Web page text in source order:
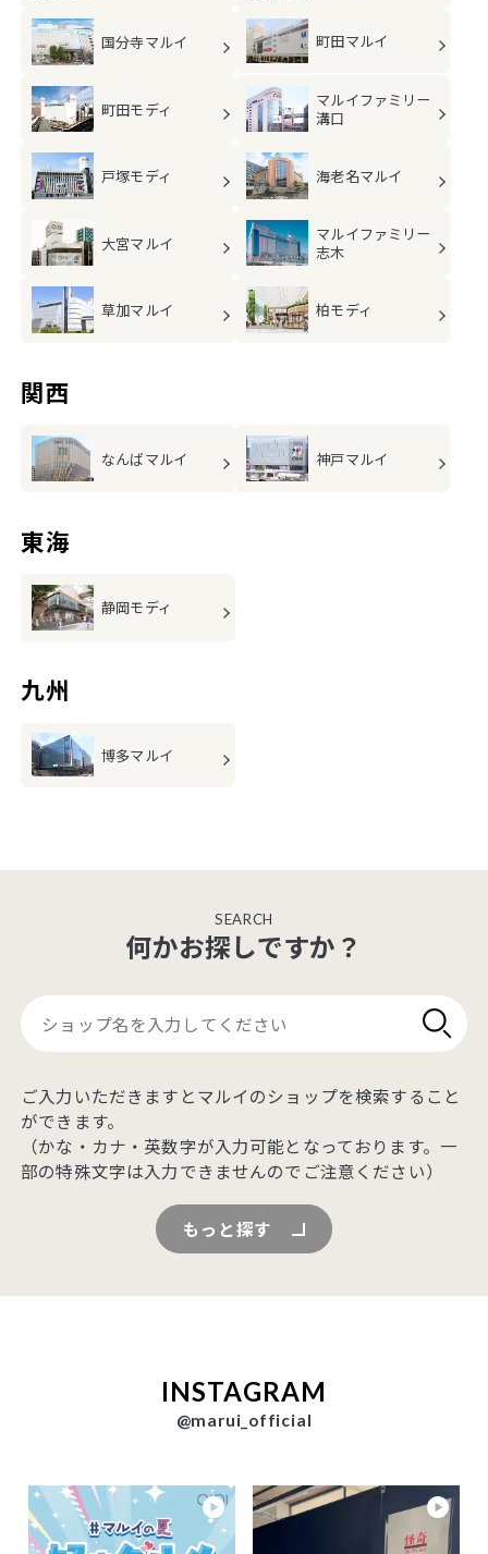
国分寺マルイ 町田マルイ
町田モディ
マルイファミリー
溝口
戸塚モディ 海老名マルイ
大宮マルイ
マルイファミリー
志木
草加マルイ 柏モディ
関西
なんばマルイ 神戸マルイ
東海
静岡モディ
九州
博多マルイ
SEARCH
何かお探しですか？
ご入力いただきますとマルイのショップを検索すること
ができます。
（かな・カナ・英数字が入力可能となっております。一
部の特殊文字は入力できませんのでご注意ください）
もっと探す
INSTAGRAM
@marui_official